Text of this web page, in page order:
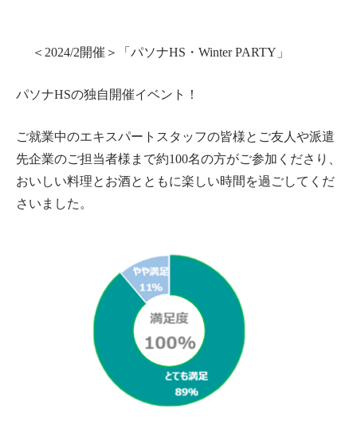
＜2024/2開催＞「パソナHS・Winter PARTY」
パソナHSの独自開催イベント！
ご就業中のエキスパートスタッフの皆様とご友人や派遣
先企業のご担当者様まで約100名の方がご参加くださり、
おいしい料理とお酒とともに楽しい時間を過ごしてくだ
さいま した。